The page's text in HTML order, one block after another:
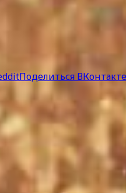
Поделиться ВКонтакте